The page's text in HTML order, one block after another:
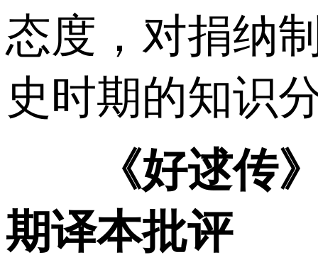
态度，对捐纳
史时期的知识
《好逑传
期译本批评